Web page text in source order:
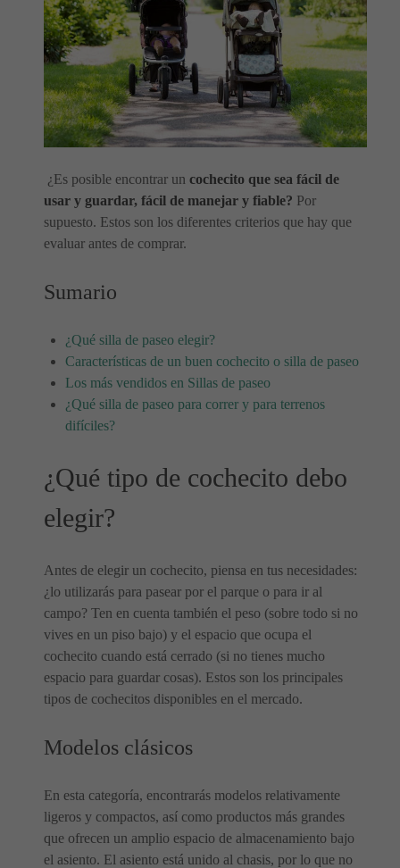
¿Es posible encontrar un cochecito que sea fácil de
usar y guardar, fácil de manejar y fiable? Por
supuesto. Estos son los diferentes criterios que hay que
evaluar antes de comprar.
Sumario
¿Qué silla de paseo elegir?
Características de un buen cochecito o silla de paseo
Los más vendidos en Sillas de paseo
¿Qué silla de paseo para correr y para terrenos
difíciles?
¿Qué tipo de cochecito debo
elegir?
Antes de elegir un cochecito, piensa en tus necesidades:
¿lo utilizarás para pasear por el parque o para ir al
campo? Ten en cuenta también el peso (sobre todo si no
vives en un piso bajo) y el espacio que ocupa el
cochecito cuando está cerrado (si no tienes mucho
espacio para guardar cosas). Estos son los principales
tipos de cochecitos disponibles en el mercado.
Modelos clásicos
En esta categoría, encontrarás modelos relativamente
ligeros y compactos, así como productos más grandes
que ofrecen un amplio espacio de almacenamiento bajo
el asiento. El asiento está unido al chasis, por lo que no